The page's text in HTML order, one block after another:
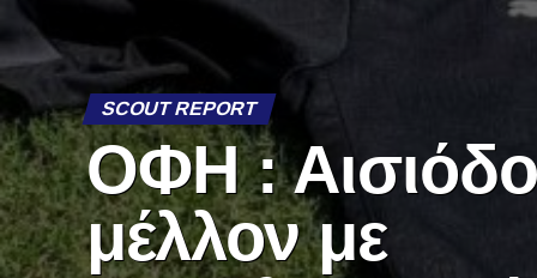
SCOUT REPORT
ΟΦΗ :
μέλλον με